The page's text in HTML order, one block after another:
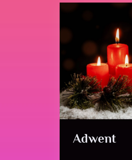
Adwent